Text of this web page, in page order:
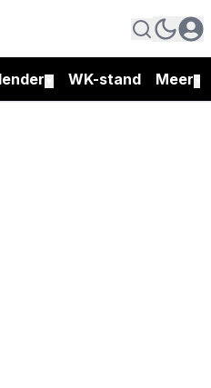
WK-stand Meer